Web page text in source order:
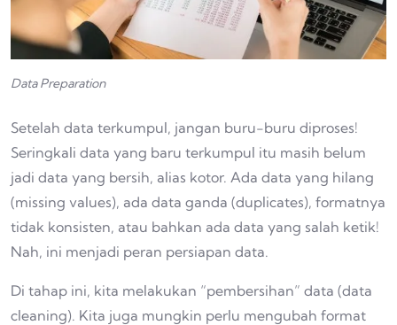
Data Preparation
Setelah data terkumpul, jangan buru-buru diproses!
Seringkali data yang baru terkumpul itu masih belum
jadi data yang bersih, alias kotor. Ada data yang hilang
(missing values), ada data ganda (duplicates), formatnya
tidak konsisten, atau bahkan ada data yang salah ketik!
Nah, ini menjadi peran persiapan data.
Di tahap ini, kita melakukan “pembersihan” data (data
cleaning). Kita juga mungkin perlu mengubah format